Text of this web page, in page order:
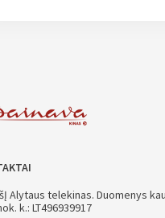
Alytaus telekinas. Duomenys
k.: LT496939917